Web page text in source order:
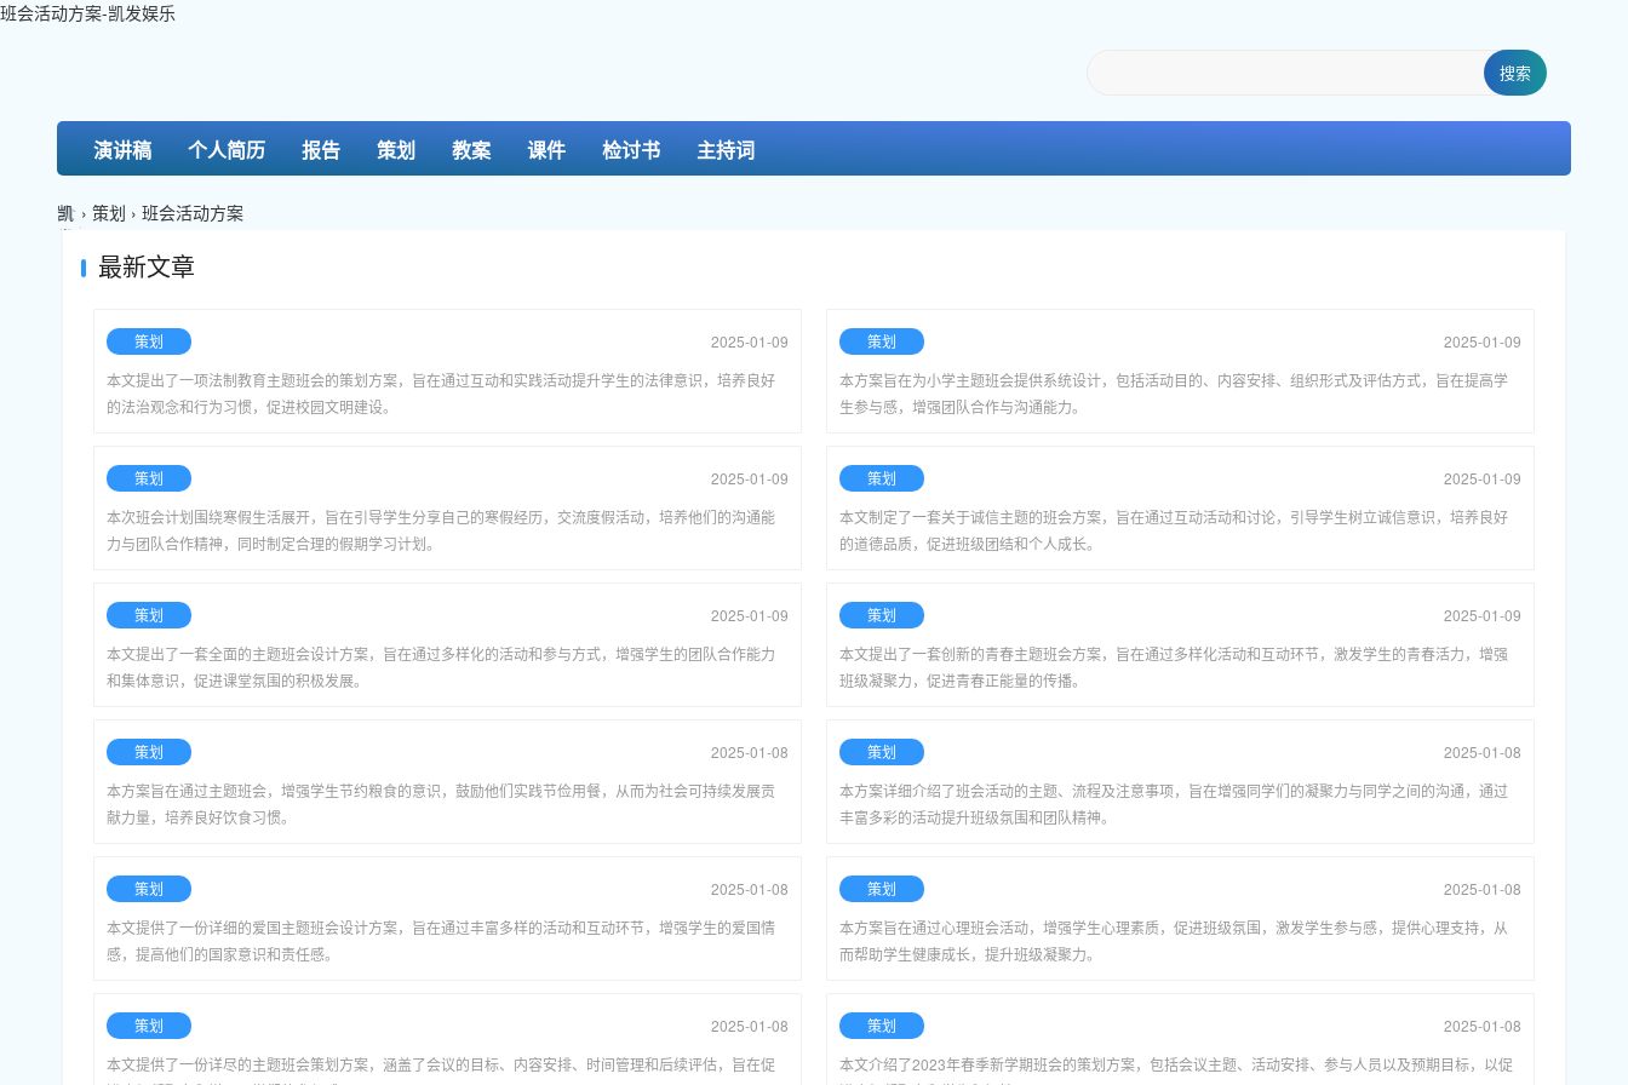
班会活动方案-凯发娱乐
搜索
演讲稿 个人简历 报告 策划 教案 课件 检讨书 主持词
凯
发
› 策划 › 班会活动方案
最新文章
策划
2025-01-09
本文提出了一项法制教育主题班会的策划方案，旨在通过互动和实践活动提升学生的法律意识，培养良好
的法治观念和行为习惯，促进校园文明建设。
策划
2025-01-09
本方案旨在为小学主题班会提供系统设计，包括活动目的、内容安排、组织形式及评估方式，旨在提高学
生参与感，增强团队合作与沟通能力。
策划
2025-01-09
本次班会计划围绕寒假生活展开，旨在引导学生分享自己的寒假经历，交流度假活动，培养他们的沟通能
力与团队合作精神，同时制定合理的假期学习计划。
策划
2025-01-09
本文制定了一套关于诚信主题的班会方案，旨在通过互动活动和讨论，引导学生树立诚信意识，培养良好
的道德品质，促进班级团结和个人成长。
策划
2025-01-09
本文提出了一套全面的主题班会设计方案，旨在通过多样化的活动和参与方式，增强学生的团队合作能力
和集体意识，促进课堂氛围的积极发展。
策划
2025-01-09
本文提出了一套创新的青春主题班会方案，旨在通过多样化活动和互动环节，激发学生的青春活力，增强
班级凝聚力，促进青春正能量的传播。
策划
2025-01-08
本方案旨在通过主题班会，增强学生节约粮食的意识，鼓励他们实践节俭用餐，从而为社会可持续发展贡
献力量，培养良好饮食习惯。
策划
2025-01-08
本方案详细介绍了班会活动的主题、流程及注意事项，旨在增强同学们的凝聚力与同学之间的沟通，通过
丰富多彩的活动提升班级氛围和团队精神。
策划
2025-01-08
本文提供了一份详细的爱国主题班会设计方案，旨在通过丰富多样的活动和互动环节，增强学生的爱国情
感，提高他们的国家意识和责任感。
策划
2025-01-08
本方案旨在通过心理班会活动，增强学生心理素质，促进班级氛围，激发学生参与感，提供心理支持，从
而帮助学生健康成长，提升班级凝聚力。
策划
2025-01-08
本文提供了一份详尽的主题班会策划方案，涵盖了会议的目标、内容安排、时间管理和后续评估，旨在促
策划
2025-01-08
本文介绍了2023年春季新学期班会的策划方案，包括会议主题、活动安排、参与人员以及预期目标，以促